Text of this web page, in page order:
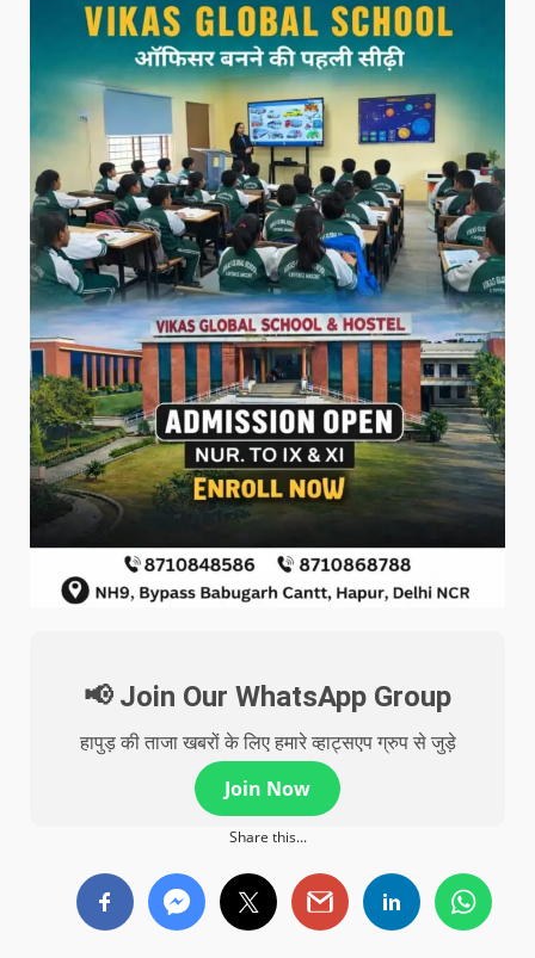
📢 Join Our WhatsApp Group
हापुड़ की ताजा खबरों के लिए हमारे व्हाट्सएप ग्रुप से जुड़े
Join Now
Share this...